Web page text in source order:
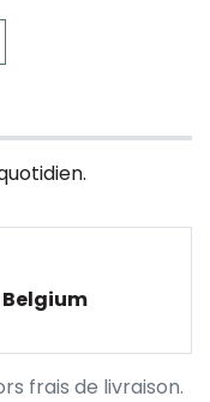
frais de livraison.